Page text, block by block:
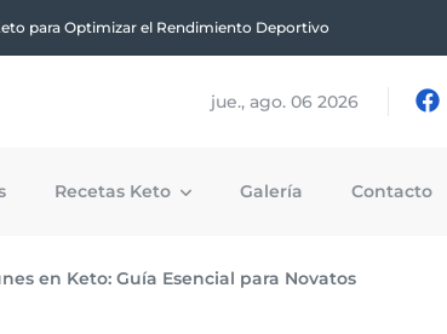
para Optimizar el Rendimiento Deportivo
jue., ago. 06 2026
Recetas Keto Galería Contacto
en Keto: Guía Esencial para Novatos